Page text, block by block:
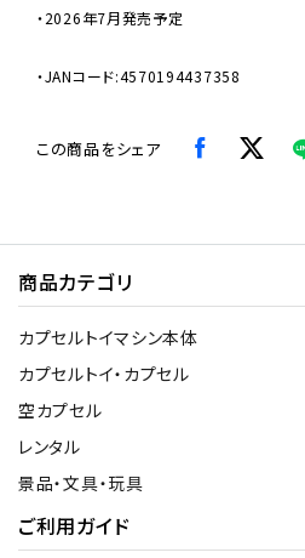
・2026年7月発売予定
・JANコード:4570194437358
この商品をシェア
商品カテゴリ
カプセルトイマシン本体
カプセルトイ・カプセル
空カプセル
レンタル
景品・文具・玩具
ご利用ガイド